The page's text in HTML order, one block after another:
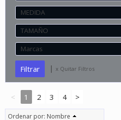
MEDIDA
TAMAÑO
Marcas
| x Quitar Filtros
< 1 2 3 4 >
Ordenar por: Nombre